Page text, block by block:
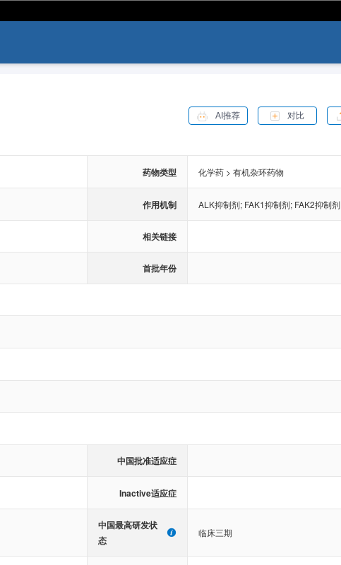
AI推荐 对比
药物类型 化学药 > 有机杂环药物
作用机制 ALK抑制剂; FAK1抑制剂; FAK2抑制剂
相关链接
首批年份
中国批准适应症
Inactive适应症
中国最高研发状
态
临床三期